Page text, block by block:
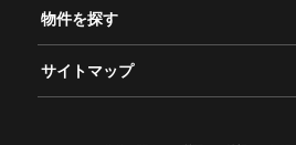
物件を探す
サイトマップ